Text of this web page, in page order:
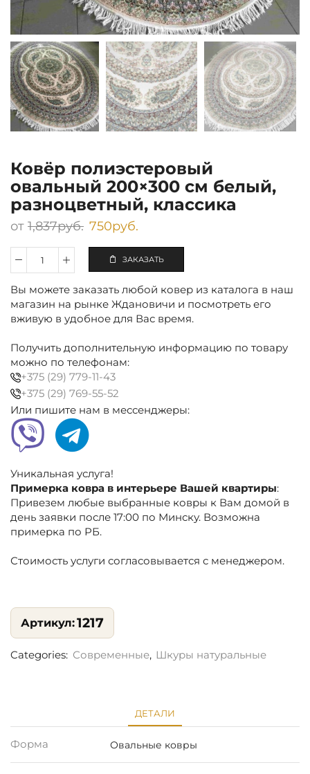
Ковёр полиэстеровый
овальный 200×300 см белый,
разноцветный, классика
от 1,837руб. 750руб.
Количество
полиэстеровый
овальный
200×300
разноцветный,
классика
ЗАКАЗАТЬ
Вы можете заказать любой ковер из каталога в наш
магазин на рынке Ждановичи и посмотреть его
вживую в удобное для Вас время.
Получить дополнительную информацию по товару
можно по телефонам:
+375 (29) 779-11-43
+375 (29) 769-55-52
Или пишите нам в мессенджеры:
Уникальная услуга!
Примерка ковра в интерьере Вашей квартиры:
Привезем любые выбранные ковры к Вам домой в
день заявки после 17:00 по Минску. Возможна
примерка по РБ.
Стоимость услуги согласовывается с менеджером.
1217
Categories: Современные, Шкуры натуральные
ДЕТАЛИ
Форма Овальные ковры